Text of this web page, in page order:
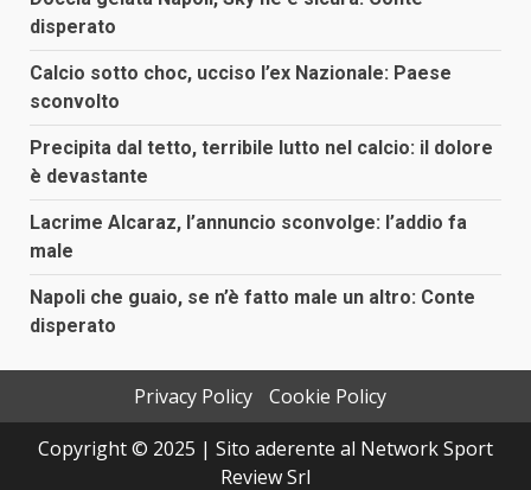
disperato
Calcio sotto choc, ucciso l’ex Nazionale: Paese
sconvolto
Precipita dal tetto, terribile lutto nel calcio: il dolore
è devastante
Lacrime Alcaraz, l’annuncio sconvolge: l’addio fa
male
Napoli che guaio, se n’è fatto male un altro: Conte
disperato
Privacy Policy
Cookie Policy
Copyright © 2025 | Sito aderente al Network Sport
Review Srl